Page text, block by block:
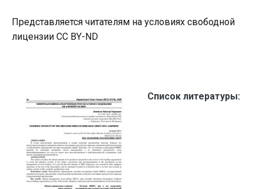
Представляется читателям на условиях свободной
лицензии CC BY-ND
Список литературы: